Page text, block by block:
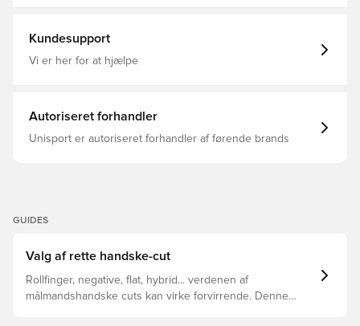
Kundesupport
Vi er her for at hjælpe
Autoriseret forhandler
Unisport er autoriseret forhandler af førende brands
GUIDES
Valg af rette handske-cut
Rollfinger, negative, flat, hybrid... verdenen af
målmandshandske cuts kan virke forvirrende. Denne